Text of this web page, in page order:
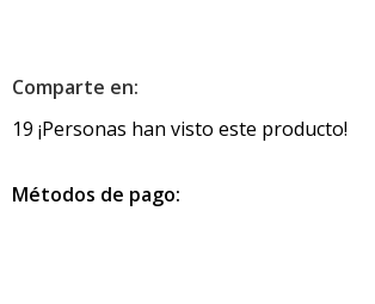
Comparte en:
19 ¡Personas han visto este producto!
Métodos de pago: